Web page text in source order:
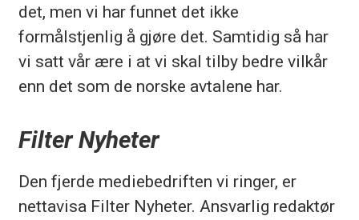
det, men vi har funnet det ikke
formålstjenlig å gjøre det. Samtidig så har
vi satt vår ære i at vi skal tilby bedre vilkår
enn det som de norske avtalene har.
Filter Nyheter
Den fjerde mediebedriften vi ringer, er
nettavisa Filter Nyheter. Ansvarlig redaktør